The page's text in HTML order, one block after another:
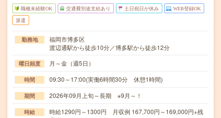
職種未経験OK 交通費別途支給あり 土日祝日が休み WEB登録OK
派遣
勤務地
福岡市博多区
渡辺通駅から徒歩10分／博多駅から徒歩12分
曜日頻度 月～金（週5日）
時間 09:30～17:00(実働6時間30分 休憩1時間)
期間 2026年09月上旬～長期 ※9月～！
時給
時給1290円～1300円 月収例 167,700円～169,000円+残